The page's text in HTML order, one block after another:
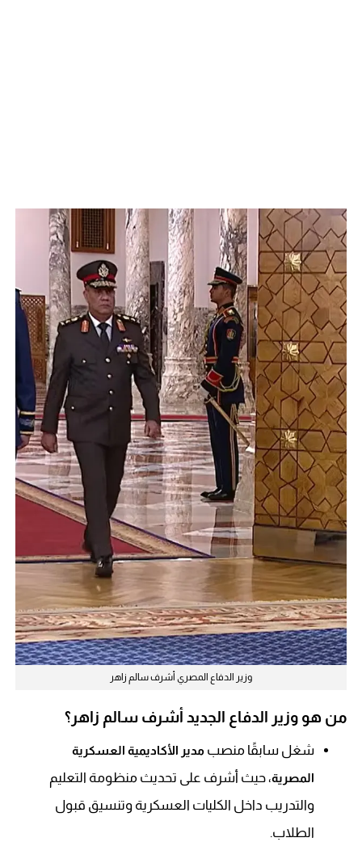
وزير الدفاع المصري أشرف سالم زاهر
من هو وزير الدفاع الجديد أشرف سالم زاهر؟
شغل سابقًا منصب مدير الأكاديمية العسكرية
المصرية، حيث أشرف على تحديث منظومة التعليم
والتدريب داخل الكليات العسكرية وتنسيق قبول
الطلاب.